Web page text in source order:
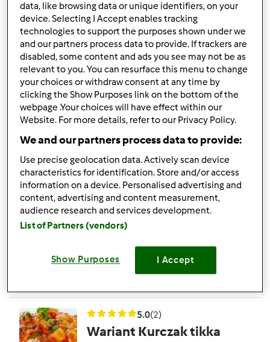
21 27 Łatwy 3 1h 45min
4.8(10)
KURCZAK Z
KREMOWYM SOSEM Z
WARZYWAMI
przezGość
50min
4.6(5)
Zupa Krem -Brązowy
Ryż i Kurczak
5.0(2)
Wariant Kurczak tikka
data, like browsing data or unique identifiers, on your
device. Selecting I Accept enables tracking
technologies to support the purposes shown under we
and our partners process data to provide. If trackers are
disabled, some content and ads you see may not be as
relevant to you. You can resurface this menu to change
your choices or withdraw consent at any time by
clicking the Show Purposes link on the bottom of the
webpage .Your choices will have effect within our
Website. For more details, refer to our Privacy Policy.
We and our partners process data to provide:
Use precise geolocation data. Actively scan device
characteristics for identification. Store and/or access
information on a device. Personalised advertising and
content, advertising and content measurement,
audience research and services development.
List of Partners (vendors)
Show Purposes I Accept